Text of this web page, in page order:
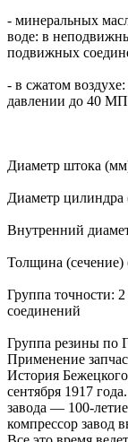
- минеральных
воде: в
подвижных
- в сжатом
давлении до 40
Диаметр штока
Диаметр
Внутренний
Толщина
Группа точности:
соединений
Группа резины по
Применение
История
сентября 1917
завода — 100-
компрессор завод